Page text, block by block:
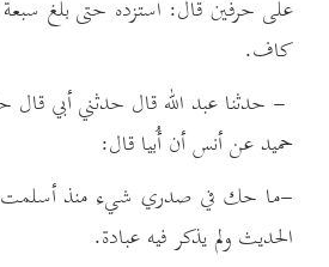
على حرفين قال: استزده حتى بلغ
كاف.
- حدثنا عبد الله قال حدثني أبي
حميد عن أنس أن أُبيا قال:
-ما حك في صدري شيء منذ أسلمت
الحديث ولم يذكر فيه عبادة.